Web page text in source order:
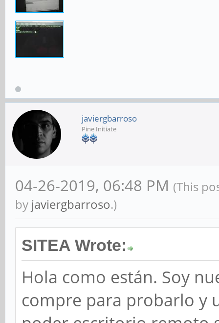
javiergbarroso
Pine Initiate
04-26-2019, 06:48 PM (This
by javiergbarroso.)
SITEA Wrote:
Hola como están. Soy
compre para probarlo y